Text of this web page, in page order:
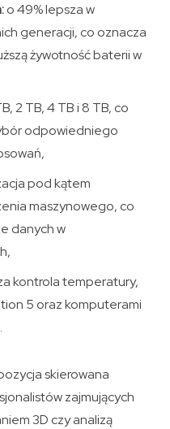
o 49% lepsza w
generacji, co oznacza
żywotność baterii w
2 TB, 4 TB i 8 TB, co
odpowiedniego
pod kątem
maszynowego, co
danych w
kontrola temperatury,
5 oraz komputerami
skierowana
zajmujących
3D czy analizą